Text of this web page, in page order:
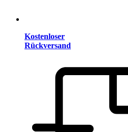
Kostenloser
Rückversand